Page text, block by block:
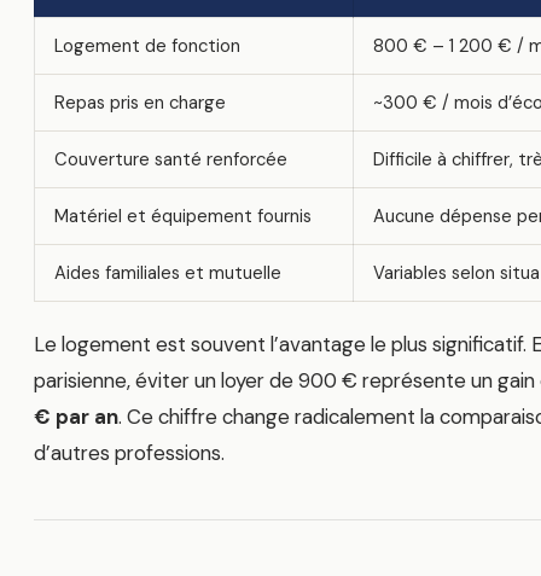
Logement de fonction 800 € – 1 200 € /
Repas pris en charge ~300 € / mois
Couverture santé renforcée Difficile à chiffrer,
Matériel et équipement fournis Aucune dépense
Aides familiales et mutuelle Variables selon
Le logement est souvent l’avantage le plus significatif.
parisienne, éviter un loyer de 900 € représente un
€ par an. Ce chiffre change radicalement la
d’autres professions.